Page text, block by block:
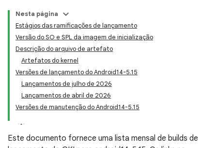
Nesta página
Estágios das ramificações de lançamento
Versão do SO e SPL da imagem de inicialização
Descrição do arquivo de artefato
Artefatos do kernel
Versões de lançamento do Android14-5.15
Lançamentos de julho de 2026
Lançamentos de abril de 2026
Versões de manutenção do Android14-5.15
Este documento fornece uma lista mensal de builds de